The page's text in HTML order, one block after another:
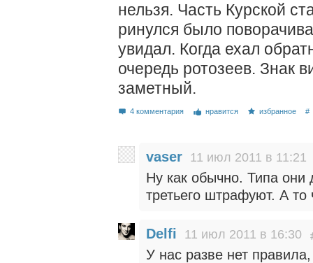
нельзя. Часть Курской
ринулся было
увидал. Когда ехал
очередь ротозеев. Знак
заметный.
4 комментария нравится избранное #
vaser 11 июл 2011 в 11:21
Ну как обычно. Типа
третьего штрафуют. А
Delfi 11 июл 2011 в 16:30
У нас разве нет